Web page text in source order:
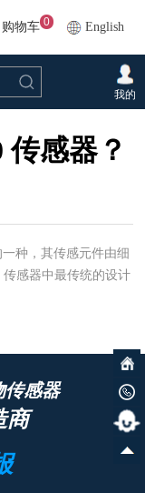
English
购物车 0
我的
感器？
种，其传感元件由细
感器中最传统的设计
传感器
商